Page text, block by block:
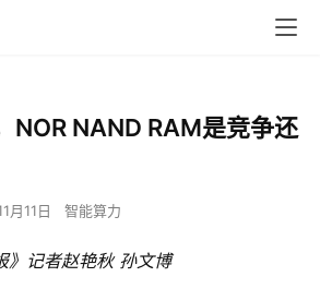
NOR NAND RAM是竞争还
月11日 智能算力
》记者赵艳秋 孙文博